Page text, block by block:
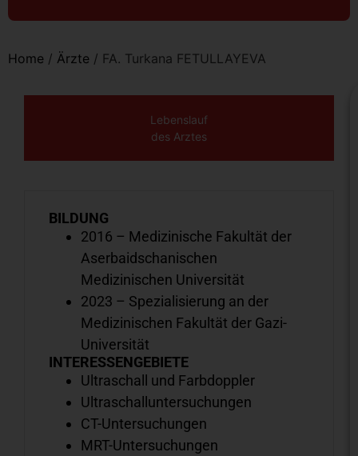
Home / Ärzte / FA. Turkana FETULLAYEVA
Lebenslauf
des Arztes
BILDUNG
2016 – Medizinische Fakultät der
Aserbaidschanischen
Medizinischen Universität
2023 – Spezialisierung an der
Medizinischen Fakultät der Gazi-
Universität
INTERESSENGEBIETE
Ultraschall und Farbdoppler
Ultraschalluntersuchungen
CT-Untersuchungen
MRT-Untersuchungen